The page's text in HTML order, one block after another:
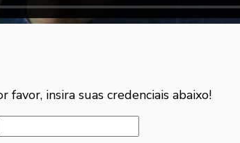
insira suas credenciais abaixo!